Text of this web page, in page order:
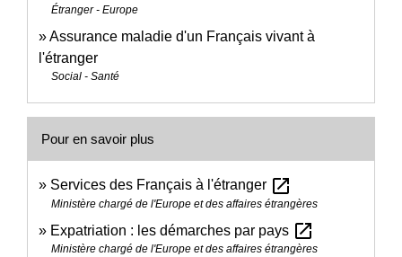
Étranger - Europe
Assurance maladie d'un Français vivant à
l'étranger
Social - Santé
Pour en savoir plus
Services des Français à l'étranger open_in_new
Ministère chargé de l'Europe et des affaires étrangères
Expatriation : les démarches par pays open_in_new
Ministère chargé de l'Europe et des affaires étrangères